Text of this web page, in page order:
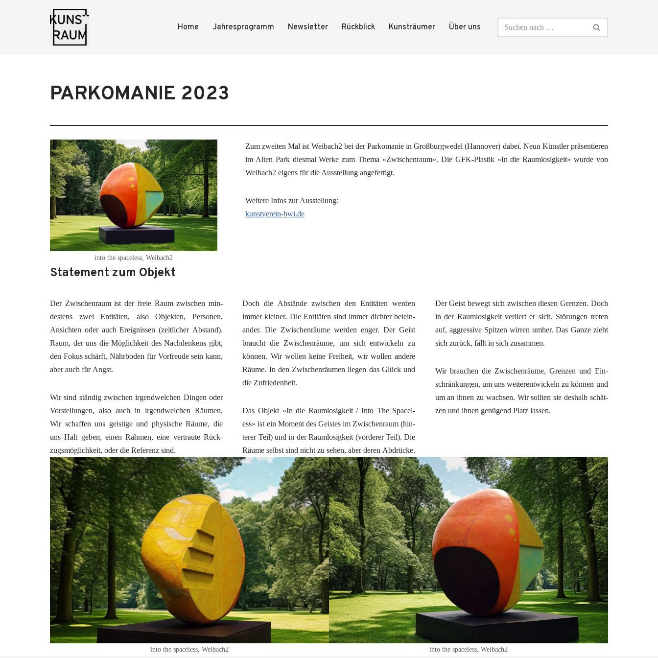
Home Jahresprogramm Newsletter Rückblick Kunsträumer Über uns
PARKOMANIE 2023
into the space­l­ess, Weibach2
Zum zwei­ten Mal ist Weibach2 bei der Par­ko­ma­nie in Groß­burg­we­del (Han­no­ver) dabei. Neun Künst­ler prä­sen­tie­ren
im Alten Park dies­mal Wer­ke zum The­ma «Zwi­schen­raum». Die GFK-Plastik «In die Raum­lo­sig­keit» wur­de von
Weibach2 eigens für die Aus­stel­lung angefertigt.
Wei­te­re Infos zur Aus­stel­lung:
kunstverein-bwi.de
Statement zum Objekt
Der Zwi­schen­raum ist der freie Raum zwi­schen min­
des­tens zwei Enti­tä­ten, also Objek­ten, Per­so­nen,
Ansich­ten oder auch Ereig­nis­sen (zeit­li­cher Abstand).
Raum, der uns die Mög­lich­keit des Nach­den­kens gibt,
den Fokus schärft, Nähr­bo­den für Vor­freu­de sein kann,
aber auch für Angst.
Wir sind stän­dig zwi­schen irgend­wel­chen Din­gen oder
Vor­stel­lun­gen, also auch in irgend­wel­chen Räu­men.
Wir schaf­fen uns geis­ti­ge und phy­si­sche Räu­me, die
uns Halt geben, einen Rah­men, eine ver­trau­te Rück­
zugs­mög­lich­keit, oder die Refe­renz sind.
Doch die Abstän­de zwi­schen den Enti­tä­ten wer­den
immer klei­ner. Die Enti­tä­ten sind immer dich­ter bei­ein­
an­der. Die Zwi­schen­räu­me wer­den enger. Der Geist
braucht die Zwi­schen­räu­me, um sich ent­wi­ckeln zu
kön­nen. Wir wol­len kei­ne Frei­heit, wir wol­len ande­re
Räu­me. In den Zwi­schen­räu­men lie­gen das Glück und
die Zufriedenheit.
Das Objekt «In die Raum­lo­sig­keit / Into The Space­l­
ess» ist ein Moment des Geis­tes im Zwi­schen­raum (hin­
te­rer Teil) und in der Raum­lo­sig­keit (vor­de­rer Teil). Die
Räu­me selbst sind nicht zu sehen, aber deren Abdrü­cke.
Der Geist bewegt sich zwi­schen die­sen Gren­zen. Doch
in der Raum­lo­sig­keit ver­liert er sich. Stö­run­gen tre­ten
auf, aggres­si­ve Spit­zen wir­ren umher. Das Gan­ze zieht
sich zurück, fällt in sich zusammen.
Wir brau­chen die Zwi­schen­räu­me, Gren­zen und Ein­
schrän­kun­gen, um uns wei­ter­ent­wi­ckeln zu kön­nen und
um an ihnen zu wach­sen. Wir soll­ten sie des­halb schät­
zen und ihnen genü­gend Platz lassen.
into the space­l­ess, Weibach2 into the space­l­ess, Weibach2